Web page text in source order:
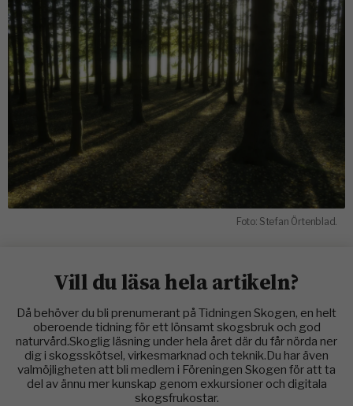
Foto: Stefan Örtenblad.
Vill du läsa hela artikeln?
Då behöver du bli prenumerant på Tidningen Skogen, en helt
oberoende tidning för ett lönsamt skogsbruk och god
naturvård.Skoglig läsning under hela året där du får nörda ner
dig i skogsskötsel, virkesmarknad och teknik.Du har även
valmöjligheten att bli medlem i Föreningen Skogen för att ta
del av ännu mer kunskap genom exkursioner och digitala
skogsfrukostar.